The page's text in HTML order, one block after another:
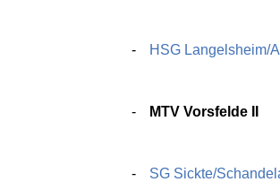
HSG Langelsheim/
MTV Vorsfelde II
SG Sickte/